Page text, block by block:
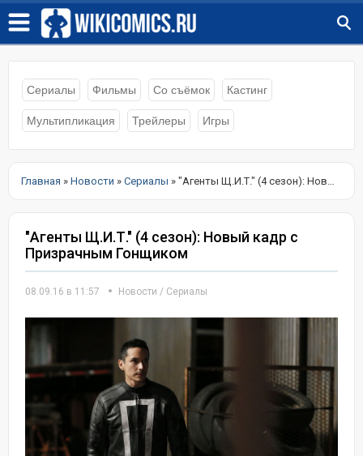
Сериалы Фильмы Со съёмок Кастинг
Мультипликация Трейлеры Игры
Главная » Новости » Сериалы » "Агенты Щ.И.Т." (4 сезон): Новый кадр с Призрачным Гонщиком
"Агенты Щ.И.Т." (4 сезон): Новый кадр с
Призрачным Гонщиком
08.09.16 в 11:57 Новости / Сериалы